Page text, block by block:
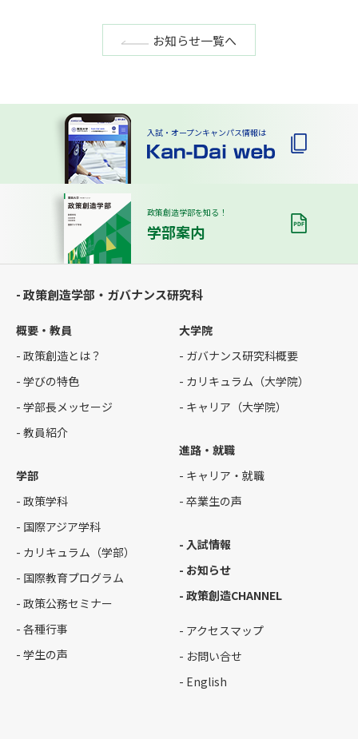
お知らせ一覧へ
入試・オープンキャンパス情報は
政策創造学部を知る！
学部案内
- 政策創造学部・ガバナンス研究科
概要・教員
- 政策創造とは？
- 学びの特色
- 学部長メッセージ
- 教員紹介
学部
- 政策学科
- 国際アジア学科
- カリキュラム（学部）
- 国際教育プログラム
- 政策公務セミナー
- 各種行事
- 学生の声
大学院
- ガバナンス研究科概要
- カリキュラム（大学院）
- キャリア（大学院）
進路・就職
- キャリア・就職
- 卒業生の声
- 入試情報
- お知らせ
- 政策創造CHANNEL
- アクセスマップ
- お問い合せ
- English